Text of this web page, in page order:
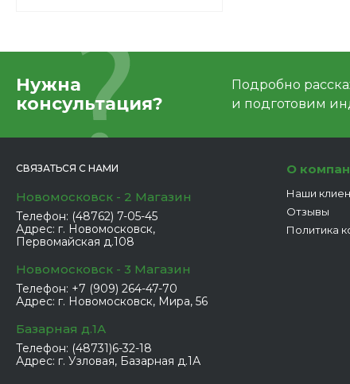
Нужна
консультация?
Подробно
и подготовим
СВЯЗАТЬСЯ С НАМИ
Новомосковск - 2 Магазин
Телефон: (48762) 7-05-45
Адрес: г. Новомосковск,
Первомайская д.108
Новомосковск - 3 Магазин
Телефон: +7 (909) 264-47-70
Адрес: г. Новомосковск, Мира, 56
Базарная д.1А
Телефон: (48731)6-32-18
Адрес: г. Узловая, Базарная д.1А
О
Наши
Отзывы
Политика